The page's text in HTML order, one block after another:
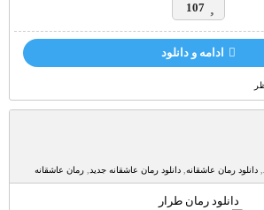
107
ادامه و دانلود
دانلود رمان عاشقانه, دانلود رمان عاشقانه جدید رمان عاشقانه
دانلود رمان طرار